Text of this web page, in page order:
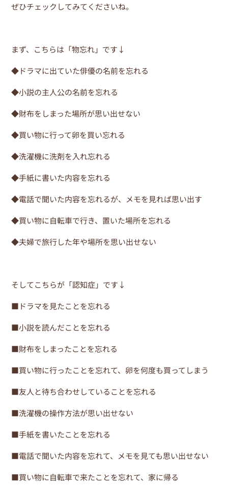
ぜひチェックしてみてくださいね。
まず、こちらは「物忘れ」です↓
◆ドラマに出ていた俳優の名前を忘れる
◆小説の主人公の名前を忘れる
◆財布をしまった場所が思い出せない
◆買い物に行って卵を買い忘れる
◆洗濯機に洗剤を入れ忘れる
◆手紙に書いた内容を忘れる
◆電話で聞いた内容を忘れるが、メモを見れば思い出す
◆買い物に自転車で行き、置いた場所を忘れる
◆夫婦で旅行した年や場所を思い出せない
そしてこちらが「認知症」です↓
■ドラマを見たことを忘れる
■小説を読んだことを忘れる
■財布をしまったことを忘れる
■買い物に行ったことを忘れて、卵を何度も買ってしまう
■友人と待ち合わせしていることを忘れる
■洗濯機の操作方法が思い出せない
■手紙を書いたことを忘れる
■電話で聞いた内容を忘れて、メモを見ても思い出せない
■買い物に自転車で来たことを忘れて、家に帰る